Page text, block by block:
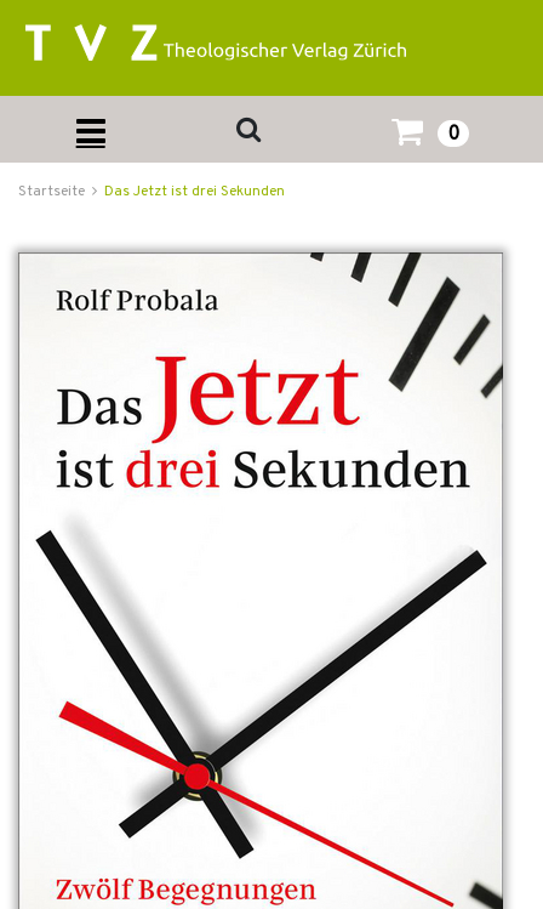
0
Startseite Das Jetzt ist drei Sekunden